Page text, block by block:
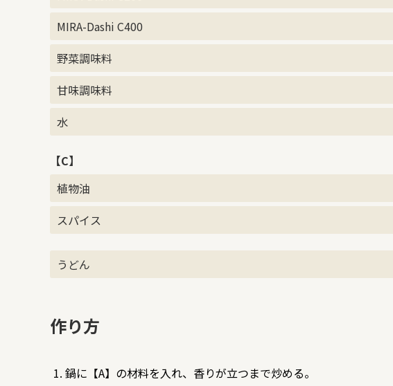
MIRA-Dashi C400
野菜調味料
甘味調味料
水
【C】
植物油
スパイス
うどん
作り方
鍋に【A】の材料を入れ、香りが立つまで炒める。